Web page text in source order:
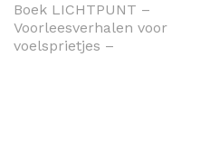
Boek LICHTPUNT –
Voorleesverhalen voor
voelsprietjes –